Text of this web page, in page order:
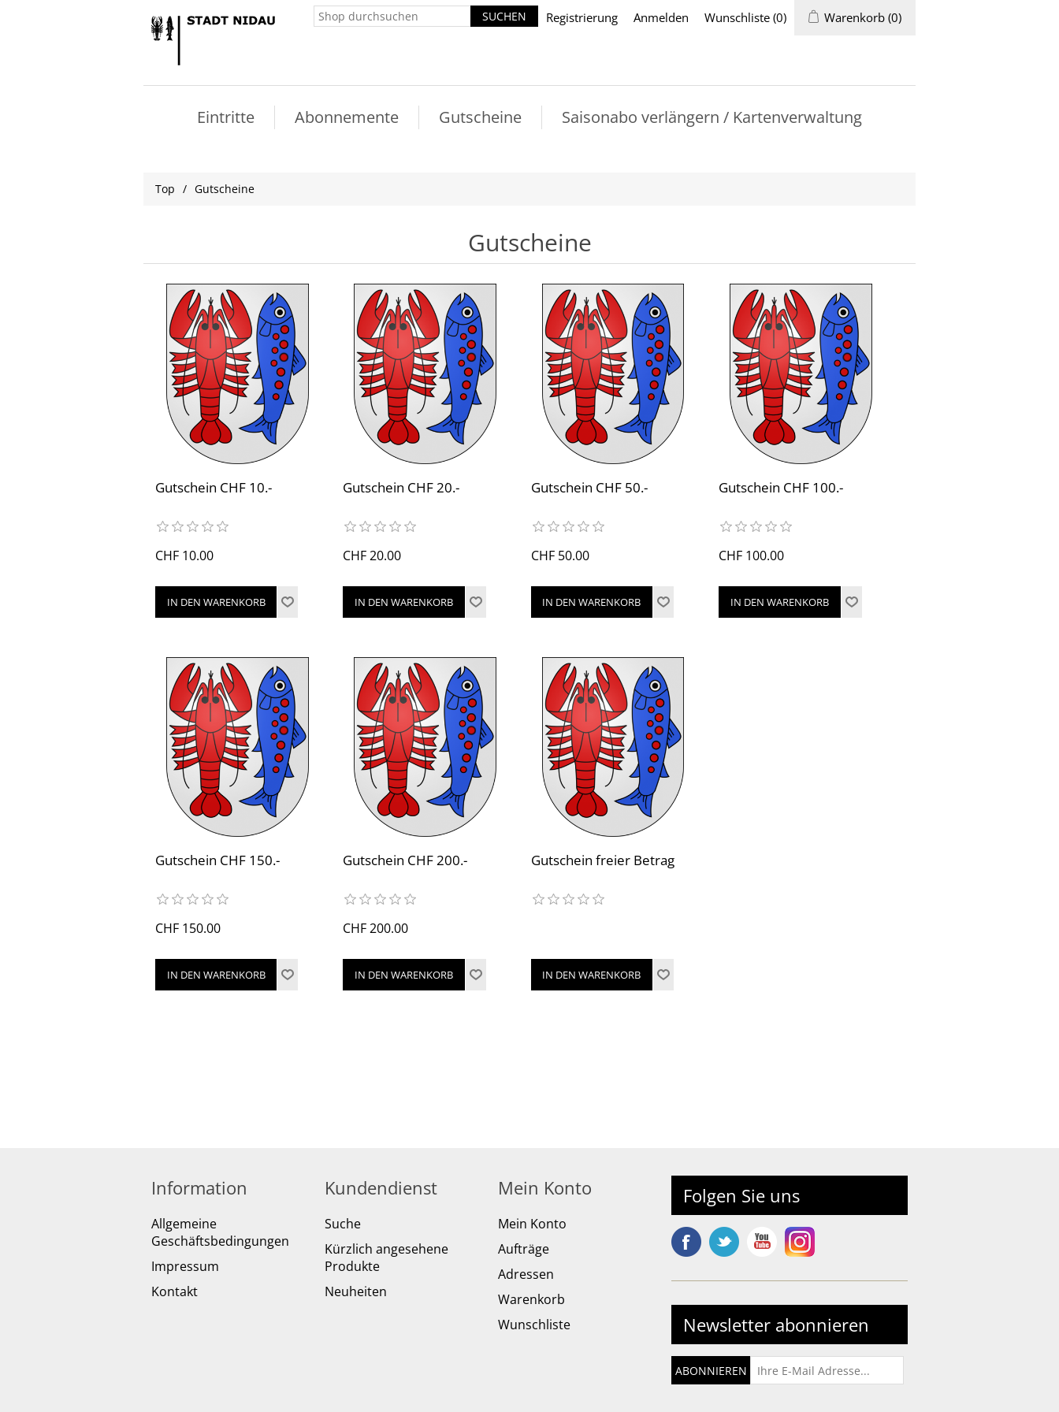
Registrierung Anmelden Wunschliste (0) Warenkorb (0)
Eintritte Abonnemente Gutscheine Saisonabo verlängern / Kartenverwaltung
Top / Gutscheine
Gutscheine
Gutschein CHF 10.-
CHF 10.00
Gutschein CHF 20.-
CHF 20.00
Gutschein CHF 50.-
CHF 50.00
Gutschein CHF 100.-
CHF 100.00
Gutschein CHF 150.-
CHF 150.00
Gutschein CHF 200.-
CHF 200.00
Gutschein freier Betrag
Information
Allgemeine
Geschäftsbedingungen
Impressum
Kontakt
Kundendienst
Suche
Kürzlich angesehene
Produkte
Neuheiten
Mein Konto
Mein Konto
Aufträge
Adressen
Warenkorb
Wunschliste
Folgen Sie uns
Newsletter abonnieren